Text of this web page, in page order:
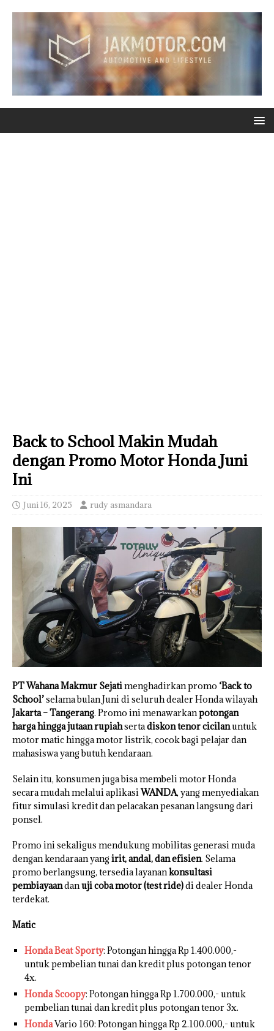
Back to School Makin Mudah
dengan Promo Motor Honda Juni
Ini
Juni 16, 2025 rudy asmandara
PT Wahana Makmur Sejatimenghadirkan promo ‘Back to
School’selama bulan Juni di seluruh dealer Honda wilayah
Jakarta – Tangerang. Promo ini menawarkanpotongan
harga hingga jutaan rupiahsertadiskon tenor cicilanuntuk
motor matic hingga motor listrik, cocok bagi pelajar dan
mahasiswa yang butuh kendaraan.
Selain itu, konsumen juga bisa membeli motor Honda
secara mudah melalui aplikasiWANDA, yang menyediakan
fitur simulasi kredit dan pelacakan pesanan langsung dari
ponsel.
Promo ini sekaligus mendukung mobilitas generasi muda
dengan kendaraan yangirit, andal, dan efisien. Selama
promo berlangsung, tersedia layanankonsultasi
pembiayaandanuji coba motor (test ride)di dealer Honda
terdekat.
Matic
Honda Beat Sporty: Potongan hingga Rp 1.400.000,-
untuk pembelian tunai dan kredit plus potongan tenor
4x.
Honda Scoopy: Potongan hingga Rp 1.700.000,- untuk
pembelian tunai dan kredit plus potongan tenor 3x.
HondaVario 160: Potongan hingga Rp 2.100.000,- untuk